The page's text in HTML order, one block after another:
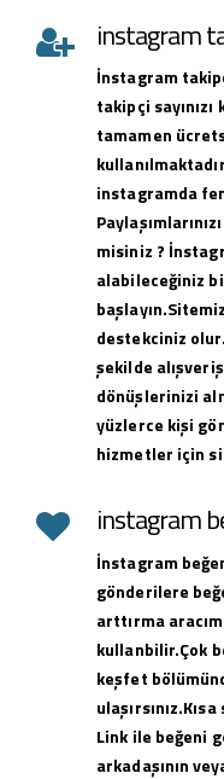
instagram
İnstagram
takipçi
tamamen
instagramda
misiniz ?
alabileceğiniz
destekciniz
şekilde
dönüşlerinizi
yüzlerce kişi
hizmetler için
instagram
İnstagram
gönderilere
arttırma
kullanbilir.Çok
keşfet
Link ile beğeni
arkadaşının